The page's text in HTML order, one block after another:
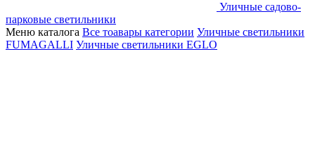
Уличные садово-
парковые светильники
Меню каталога Все тоавары категории Уличные светильники
FUMAGALLI Уличные светильники EGLO